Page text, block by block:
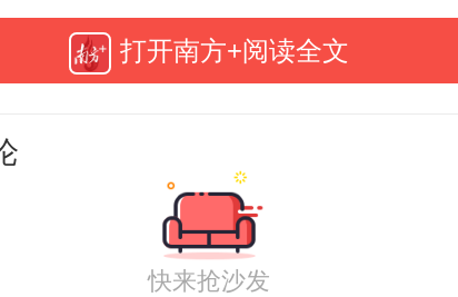
选择上，跨省中长线游与本地
：四川、云南、湖北、新疆、
南、北京等跨省目的地备受
，佛山、广州、汕尾、清远、
门、深圳等省内及周边城市也
打开南方+阅读全文
快来抢沙发